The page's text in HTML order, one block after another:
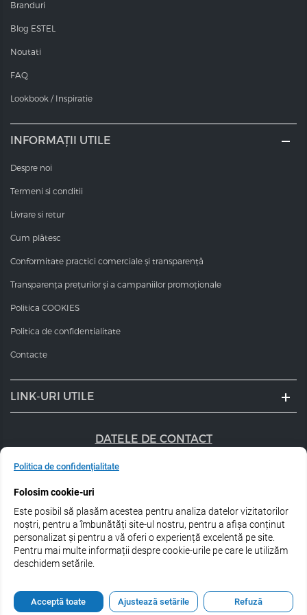
Branduri
Blog ESTEL
Noutati
FAQ
Lookbook / Inspiratie
INFORMAȚII UTILE
Despre noi
Termeni si conditii
Livrare si retur
Cum plătesc
Conformitate practici comerciale și transparență
Transparența prețurilor și a campaniilor promoționale
Politica COOKIES
Politica de confidentialitate
Contacte
LINK-URI UTILE
DATELE DE CONTACT
+40 747 056 359
Urmărește-ne pe rețele de socializare:
© 2026 Estel Professional Romania
Politica de confidențialitate
Folosim cookie-uri
Este posibil să plasăm acestea pentru analiza datelor vizitatorilor
noștri, pentru a îmbunătăți site-ul nostru, pentru a afișa conținut
personalizat și pentru a vă oferi o experiență excelentă pe site.
Pentru mai multe informații despre cookie-urile pe care le utilizăm
deschidem setările.
Acceptă toate Ajustează setările Refuză